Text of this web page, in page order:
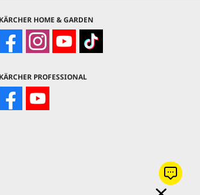
KÄRCHER HOME & GARDEN
KÄRCHER PROFESSIONAL